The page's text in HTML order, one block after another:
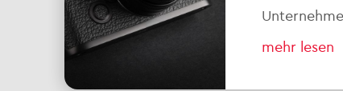
mehr lesen